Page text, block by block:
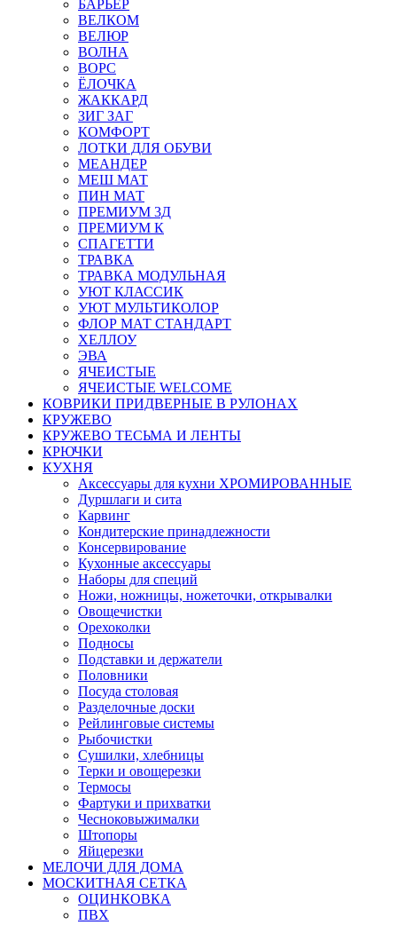
БАРЬЕР
ВЕЛКОМ
ВЕЛЮР
ВОЛНА
ВОРС
ЁЛОЧКА
ЖАККАРД
ЗИГ ЗАГ
КОМФОРТ
ЛОТКИ ДЛЯ ОБУВИ
МЕАНДЕР
МЕШ МАТ
ПИН МАТ
ПРЕМИУМ 3Д
ПРЕМИУМ К
СПАГЕТТИ
ТРАВКА
ТРАВКА МОДУЛЬНАЯ
УЮТ КЛАССИК
УЮТ МУЛЬТИКОЛОР
ФЛОР МАТ СТАНДАРТ
ХЕЛЛОУ
ЭВА
ЯЧЕИСТЫЕ
ЯЧЕИСТЫЕ WELCOME
КОВРИКИ ПРИДВЕРНЫЕ В РУЛОНАХ
КРУЖЕВО
КРУЖЕВО ТЕСЬМА И ЛЕНТЫ
КРЮЧКИ
КУХНЯ
Аксессуары для кухни ХРОМИРОВАННЫЕ
Дуршлаги и сита
Карвинг
Кондитерские принадлежности
Консервирование
Кухонные аксессуары
Наборы для специй
Ножи, ножницы, ножеточки, открывалки
Овощечистки
Орехоколки
Подносы
Подставки и держатели
Половники
Посуда столовая
Разделочные доски
Рейлинговые системы
Рыбочистки
Сушилки, хлебницы
Терки и овощерезки
Термосы
Фартуки и прихватки
Чесноковыжималки
Штопоры
Яйцерезки
МЕЛОЧИ ДЛЯ ДОМА
МОСКИТНАЯ СЕТКА
ОЦИНКОВКА
ПВХ